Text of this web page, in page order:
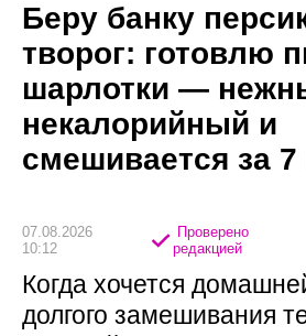
Беру банку
творог: готовлю
шарлотки —
некалорийный и
смешивается за 7
07.08.2026
10:12
Проверено
редакцией
Когда хочется
долгого замешивания